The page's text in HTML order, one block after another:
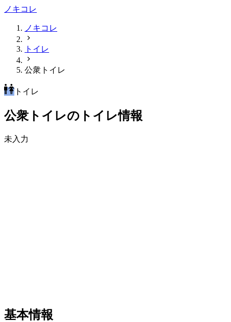
ノキコレ
ノキコレ
トイレ
公衆トイレ
トイレ
公衆トイレのトイレ情報
未入力
基本情報